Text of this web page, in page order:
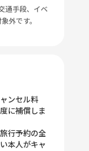
通手段、イベ
外です。
ンセル料
に補償しま
行予約の全
本人がキャ